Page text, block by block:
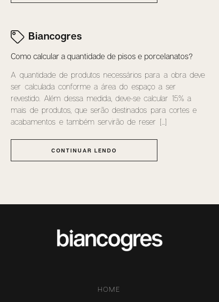
Biancogres
Como calcular a quantidade de pisos e porcelanatos?
A quantidade de produtos necessários para a obra deve
ser calculada conforme a área do espaço a ser
revestido. Além dessa medida, deve-se calcular 15% a
mais de produtos, que serão destinados para cortes e
acabamentos e também servirão de reser [...]
CONTINUAR LENDO
HOME